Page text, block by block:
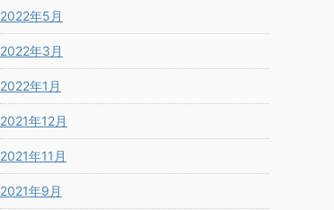
2022年5月
2022年3月
2022年1月
2021年12月
2021年11月
2021年9月